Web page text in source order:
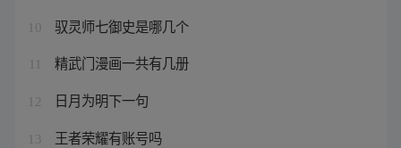
10 驭灵师七御史是哪几个
精武门漫画一共有几册
12 日月为明下一句
13 王者荣耀有账号吗